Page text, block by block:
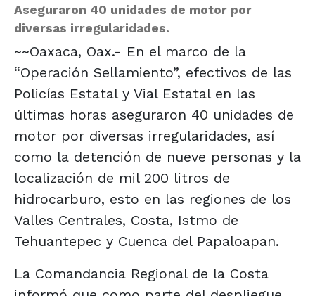
Aseguraron 40 unidades de motor por
diversas irregularidades.
~~Oaxaca, Oax.- En el marco de la
“Operación Sellamiento”, efectivos de las
Policías Estatal y Vial Estatal en las
últimas horas aseguraron 40 unidades de
motor por diversas irregularidades, así
como la detención de nueve personas y la
localización de mil 200 litros de
hidrocarburo, esto en las regiones de los
Valles Centrales, Costa, Istmo de
Tehuantepec y Cuenca del Papaloapan.
La Comandancia Regional de la Costa